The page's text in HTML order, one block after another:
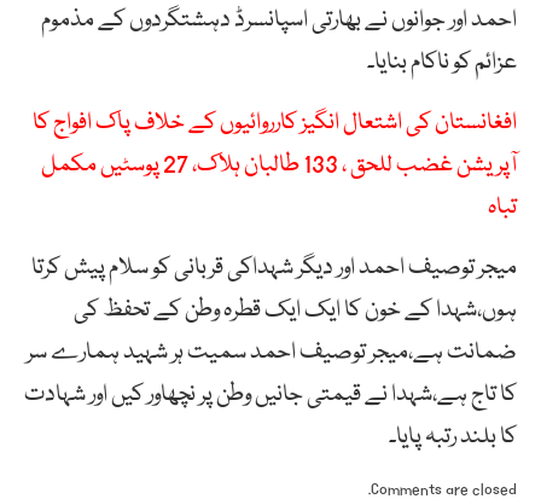
احمد اور جوانوں نے بھارتی اسپانسرڈ دہشتگردوں کے مذموم
عزائم کو ناکام بنایا۔
افغانستان کی اشتعال انگیز کارروائیوں کے خلاف پاک افواج کا
آپریشن غضب للحق ، 133 طالبان ہلاک، 27 پوسٹیں مکمل
تباہ
میجر توصیف احمد اور دیگر شہداکی قربانی کو سلام پیش کرتا
ہوں،شہدا کے خون کا ایک ایک قطرہ وطن کے تحفظ کی
ضمانت ہے،میجر توصیف احمد سمیت ہر شہید ہمارے سر
کا تاج ہے،شہدا نے قیمتی جانیں وطن پر نچھاور کیں اور شہادت
کا بلند رتبہ پایا۔
Comments are closed.